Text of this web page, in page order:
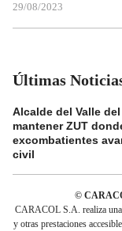
29/08/2023
Últimas
Alcalde del Valle
mantener ZUT
excombatientes
civil
©
CARACOL S.A. realiza una
y otras prestaciones